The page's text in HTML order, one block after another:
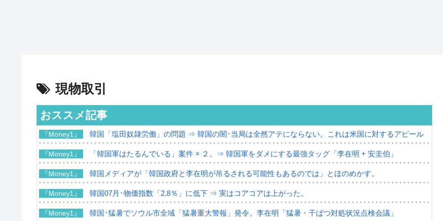
現物取引
おススメ記事
『Money1』 韓国「塩田奴隷労働」の問題 ⇒ 韓国の闇･当局は全然アテにならない。これは米国に対するアピール
『Money1』 「韓国軍はたるんでいる」案件 × ２。⇒ 韓国軍をダメにする最強タッグ「李在明 + 安圭伯」
『Money1』 韓国メディアが「韓国政府と李在明が吊るされる可能性もあるのでは」とほのめかす。
『Money1』 韓国07月･物価指数「2.8％」に低下 ⇒ 実はコアコアは上がった。
『Money1』 韓国･猛暑でソウル市全域「猛暑重大警報」発令。李在明「猛暑・干ばつ対処状況点検会議」